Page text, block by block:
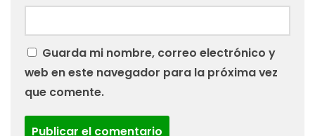
Guarda mi nombre, correo electrónico y
web en este navegador para la próxima vez
que comente.